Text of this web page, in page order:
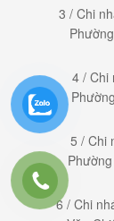
3 / Chi
4 / Chi
5 / Chi
6 / Chi